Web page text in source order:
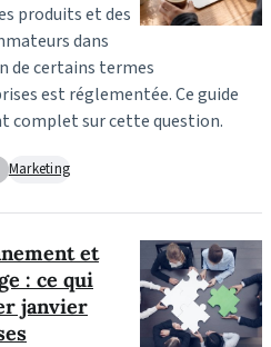
produits et des
dans
de certains termes
est réglementée. Ce guide
complet sur cette question.
Marketing
et
: ce qui
janvier